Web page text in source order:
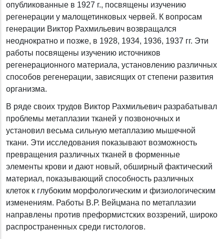
опубликованные в 1927 г., посвящены изучению
регенерации у малощетинковых червей. К вопросам
генерации Виктор Рахмильевич возвращался
неоднократно и позже, в 1928, 1934, 1936, 1937 гг. Эти
работы посвящены изучению источников
регенерационного материала, установлению различных
способов регенерации, зависящих от степени развития
организма.
В ряде своих трудов Виктор Рахмильевич разрабатывал
проблемы метаплазии тканей у позвоночных и
установил весьма сильную метаплазию мышечной
ткани. Эти исследования показывают возможность
превращения различных тканей в форменные
элементы крови и дают новый, обширный фактический
материал, показывающий способность различных
клеток к глубоким морфологическим и физиологическим
изменениям. Работы В.Р. Вейцмана по метаплазии
направлены против преформистских воззрений, широко
распространенных среди гистологов.